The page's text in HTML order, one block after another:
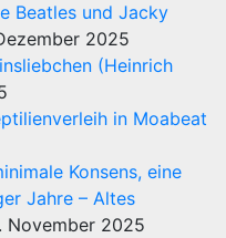
Beatles und Jacky
2025
(Heinrich
in Moabeat
Konsens, eine
Jahre – Altes
November 2025